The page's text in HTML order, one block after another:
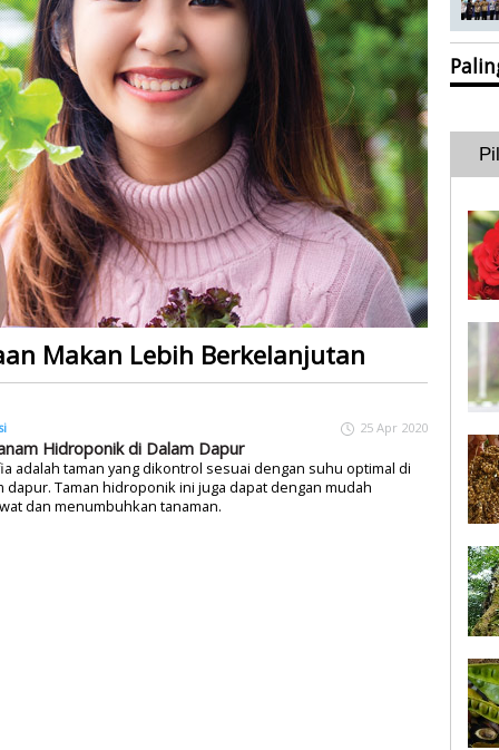
Makan Lebih Berkelanjutan
25 Apr 2020
Hidroponik di Dalam Dapur
adalah taman yang dikontrol sesuai dengan suhu optimal di
dapur. Taman hidroponik ini juga dapat dengan mudah
dan menumbuhkan tanaman.